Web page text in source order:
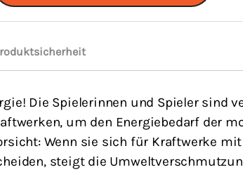
Die Spielerinnen und Spieler sind
um den Energiebedarf der
Wenn sie sich für Kraftwerke
steigt die